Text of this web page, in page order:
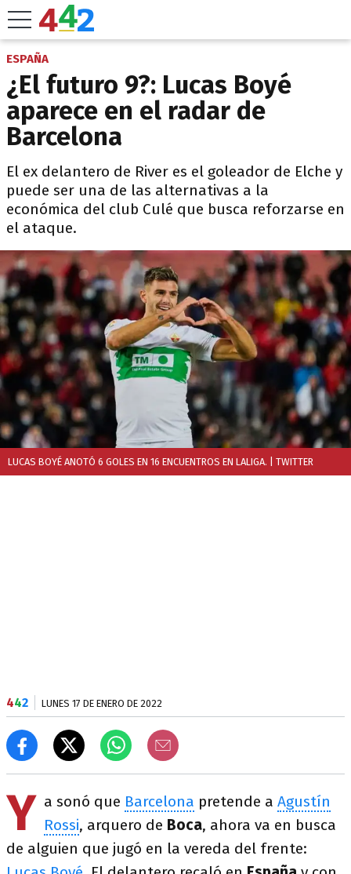
ESPAÑA
¿El futuro 9?: Lucas Boyé
aparece en el radar de
Barcelona
El ex delantero de River es el goleador de Elche y
puede ser una de las alternativas a la
económica del club Culé que busca reforzarse en
el ataque.
LUCAS BOYÉ ANOTÓ 6 GOLES EN 16 ENCUENTROS EN LALIGA. | TWITTER
442 LUNES 17 DE ENERO DE 2022
Y a sonó que Barcelona pretende a Agustín
Rossi, arquero de Boca, ahora va en busca
de alguien que jugó en la vereda del frente: